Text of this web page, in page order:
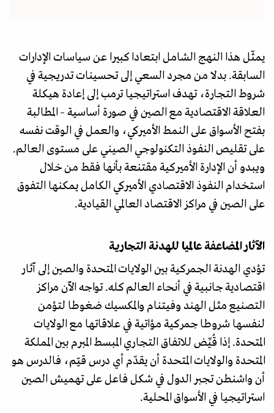
يمثّل هذا النهج الشامل ابتعادا كبيرا عن سياسات الإدارات
السابقة. بدلا من مجرد السعي إلى تحسينات تدريجية في
شروط التجارة، تهدف استراتيجيا ترمب إلى إعادة هيكلة
العلاقة الاقتصادية مع الصين في صورة أساسية – المطالبة
بفتح الأسواق على النمط الأميركي، والعمل في الوقت نفسه
على تقليص النفوذ التكنولوجي الصيني على مستوى العالم.
ويبدو أن الإدارة الأميركية مقتنعة بأنها فقط من خلال
استخدام النفوذ الاقتصادي الأميركي الكامل يمكنها التفوق
على الصين في مراكز الاقتصاد العالمي القيادية.
الآثار المضاعفة عالميا للهدنة التجارية
تؤدي الهدنة الجمركية بين الولايات المتحدة والصين إلى آثار
اقتصادية جانبية في أنحاء العالم كله. تواجه الآن مراكز
التصنيع مثل الهند وفيتنام والمكسيك ضغوطا لتؤمن
لنفسها شروطا جمركية مؤاتية في علاقاتها مع الولايات
المتحدة. إذا قُيِّض للاتفاق التجاري المبسط المبرم بين المملكة
المتحدة والولايات المتحدة أن يقدّم أي درس قيّم، فالدرس هو
أن واشنطن تجبر الدول في شكل فاعل على تهميش الصين
استراتيجيا في الأسواق المحلية.